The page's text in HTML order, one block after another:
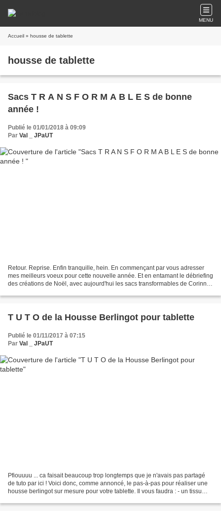
MENU
Accueil » housse de tablette
housse de tablette
Sacs T R A N S F O R M A B L E S de bonne
année !
Publié le 01/01/2018 à 09:09
Par Val _ JPaUT
Retour. Reprise. Enfin tranquille, hein. En commençant par vous adresser
mes meilleurs voeux pour cette nouvelle année. Et en entamant le débriefing
des créations de Noël, avec aujourd'hui les sacs transformables de Corinne.
T U T O de la Housse Berlingot pour tablette
Publié le 01/11/2017 à 07:15
Par Val _ JPaUT
Pfiouuuu ... ca faisait beaucoup trop longtemps que je n'avais pas partagé
de tuto par ici ! Voici donc, comme annoncé, le pas-à-pas pour réaliser une
housse berlingot sur mesure pour votre tablette. Il vous faudra : - un tissu